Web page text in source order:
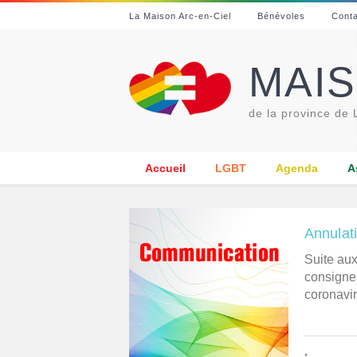
La Maison Arc-en-Ciel Bénévoles
de la province de
Accueil LGBT Agenda
Suite